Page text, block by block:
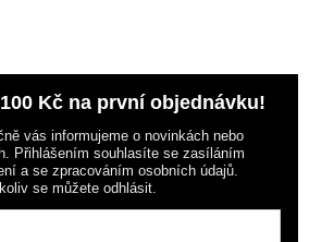
Kč na první objednávku!
vás informujeme o novinkách nebo
Přihlášením souhlasíte se zasíláním
a se zpracováním osobních údajů.
se můžete odhlásit.